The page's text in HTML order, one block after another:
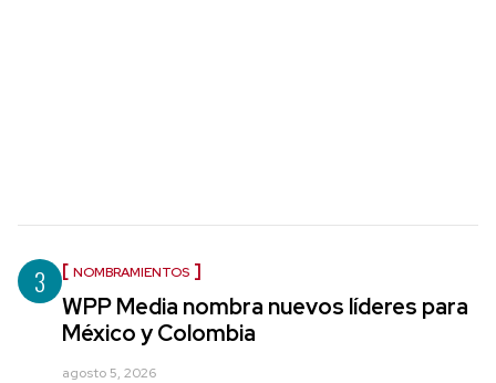
3 NOMBRAMIENTOS
WPP Media nombra nuevos líderes para
México y Colombia
agosto 5, 2026